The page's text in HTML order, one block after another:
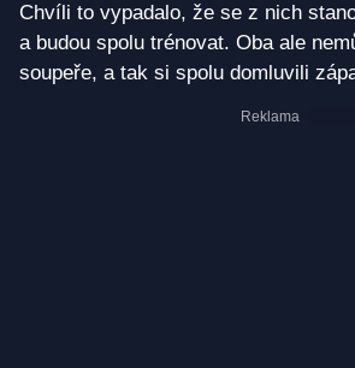
Chvíli to vypadalo, že se z nich
a budou spolu trénovat. Oba ale
soupeře, a tak si spolu domluvili